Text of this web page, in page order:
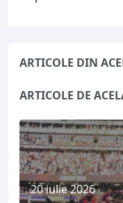
20 iulie 2026